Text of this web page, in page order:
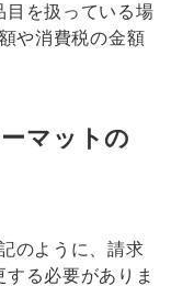
を扱っている場
や消費税の金額
マットの
のように、請求
る必要がありま